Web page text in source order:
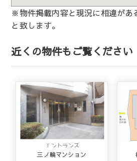
※物件掲載内容と現況に相違があ
と致します。
近くの物件もご覧ください
三ノ輪マンション